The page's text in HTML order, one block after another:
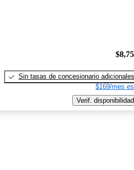
Sin tasas de concesionario adicionales
$169/mes
Verif. disponibilidad